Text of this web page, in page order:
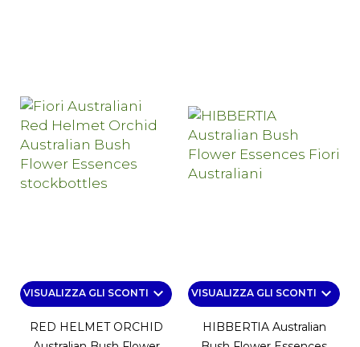
VISUALIZZA GLI SCONTI keyboard_arrow_down
RED HELMET ORCHID
VISUALIZZA GLI SCONTI keyboard_arrow_down
HIBBERTIA Australian